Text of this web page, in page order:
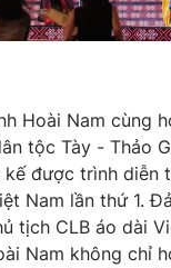
Hoài Nam cùng
tộc Tày - Thảo
kế được trình diễn
Nam lần thứ 1.
tịch CLB áo dài
Nam không chỉ